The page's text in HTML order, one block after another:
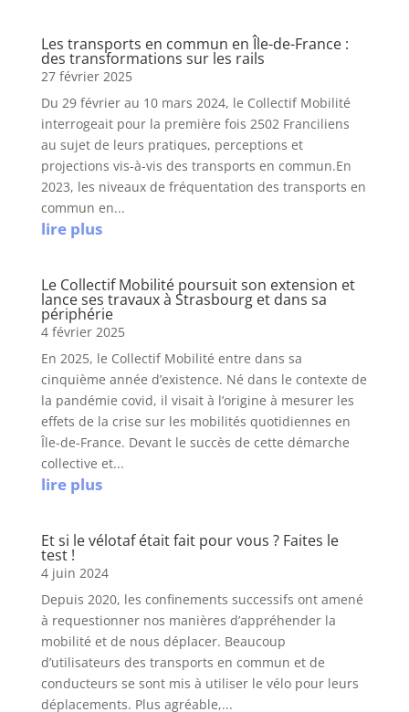
Les transports en commun en Île-de-France :
des transformations sur les rails
27 février 2025
Du 29 février au 10 mars 2024, le Collectif Mobilité
interrogeait pour la première fois 2502 Franciliens
au sujet de leurs pratiques, perceptions et
projections vis-à-vis des transports en commun.En
2023, les niveaux de fréquentation des transports en
commun en...
lire plus
Le Collectif Mobilité poursuit son extension et
lance ses travaux à Strasbourg et dans sa
périphérie
4 février 2025
En 2025, le Collectif Mobilité entre dans sa
cinquième année d’existence. Né dans le contexte de
la pandémie covid, il visait à l’origine à mesurer les
effets de la crise sur les mobilités quotidiennes en
Île-de-France. Devant le succès de cette démarche
collective et...
lire plus
Et si le vélotaf était fait pour vous ? Faites le
test !
4 juin 2024
Depuis 2020, les confinements successifs ont amené
à requestionner nos manières d’appréhender la
mobilité et de nous déplacer. Beaucoup
d’utilisateurs des transports en commun et de
conducteurs se sont mis à utiliser le vélo pour leurs
déplacements. Plus agréable,...